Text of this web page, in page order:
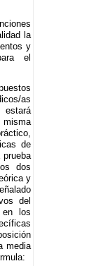
la
y
el
as
de
dos
y
del
en los
media